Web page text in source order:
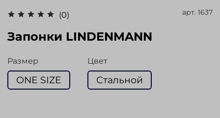
(0) арт. 1637
Запонки LINDENMANN
Размер
ONE SIZE
Цвет
Стальной